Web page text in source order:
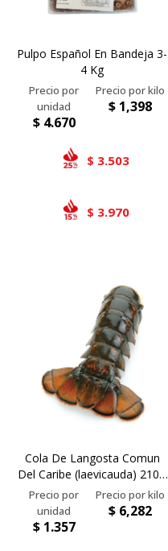
Pulpo Español En Bandeja 3-
4 Kg
$ 4.670
$ 1,398
$ 3.503
$ 3.970
Cola De Langosta Comun
Del Caribe (laevicauda) 210 -
240 Grs (calibre 8)
$ 1.357
$ 6,282